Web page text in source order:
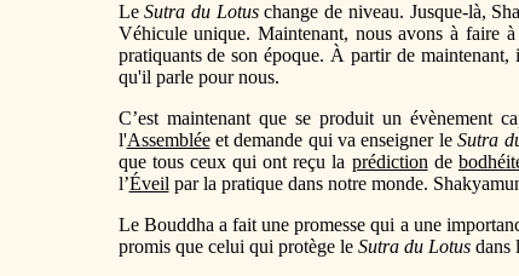
LeSutra du Lotuschange de niveau. Jusque-là,
Véhicule unique. Maintenant, nous avons à faire
pratiquants de son époque. À partir de
qu'il parle pour nous.
C’est maintenant que se produit un évènement
l'Assembléeet demande qui va enseigner leSutra
que tous ceux qui ont reçu la prédiction de
l’Éveil par la pratique dans notre monde.
Le Bouddha a fait une promesse qui a une
promis que celui qui protège le Sutra du Lotusdans